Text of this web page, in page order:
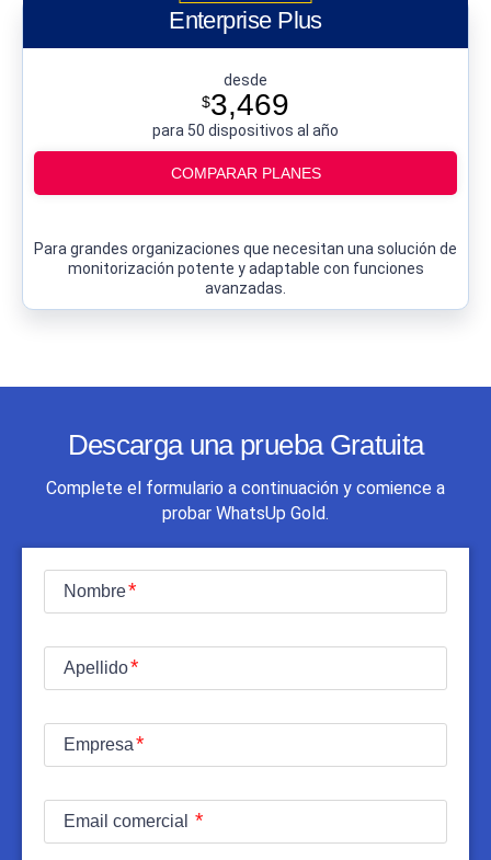
Enterprise Plus
desde
$3,469
para 50 dispositivos al año
COMPARAR PLANES
Para grandes organizaciones que necesitan una solución de
monitorización potente y adaptable con funciones
avanzadas.
Descarga una prueba Gratuita
Complete el formulario a continuación y comience a
probar WhatsUp Gold.
Nombre
Apellido
Empresa
Email comercial